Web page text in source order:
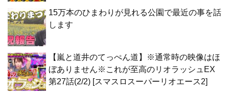
15万本のひまわりが見れる公園で最近の事を話
します
【嵐と道井のてっぺん道】※通常時の映像はほ
ぼありません※これが至高のリオラッシュEX
第27話(2/2) [スマスロスーパーリオエース2]